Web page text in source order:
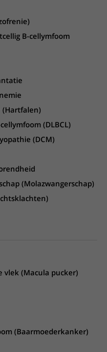
B-cellymfoom
(Hartfalen)
(DLBCL)
(DCM)
(Molazwangerschap)
vlek (Macula pucker)
(Baarmoederkanker)